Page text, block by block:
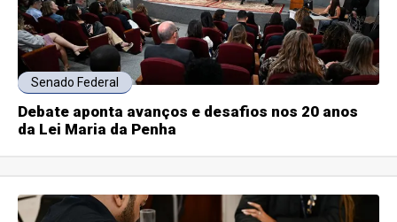
Senado Federal
Debate aponta avanços e desafios nos 20 anos
da Lei Maria da Penha